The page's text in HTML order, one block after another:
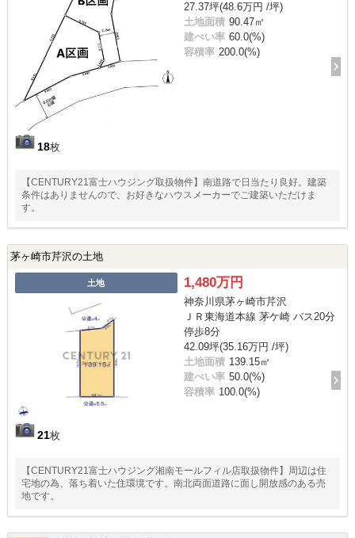
18枚
27.37坪(48.6万円 /坪)
土地面積 90.47㎡
建ぺい率 60.0(%)
容積率 200.0(%)
【CENTURY21富士ハウジング取扱物件】南道路で日当たり良好。建築
条件はありませんので、お好きなハウスメーカーでご建築いただけま
す。
茅ヶ崎市芹沢の土地
土地
21枚
1,480万円
神奈川県茅ヶ崎市芹沢
ＪＲ東海道本線 茅ケ崎 バス20分
停歩8分
42.09坪(35.16万円 /坪)
土地面積 139.15㎡
建ぺい率 50.0(%)
容積率 100.0(%)
【CENTURY21富士ハウジング湘南モールフィル店取扱物件】周辺は住
宅地の為、落ち着いた住環境です。南北両面道路に面し開放感のある売
地です。